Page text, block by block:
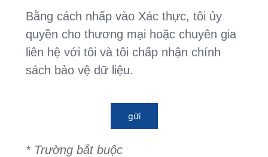
Bằng cách nhấp vào Xác thực, tôi ủy
quyền cho thương mại hoặc chuyên gia
liên hệ với tôi và tôi chấp nhận chính
sách bảo vệ dữ liệu.
gửi
* Trường bắt buộc